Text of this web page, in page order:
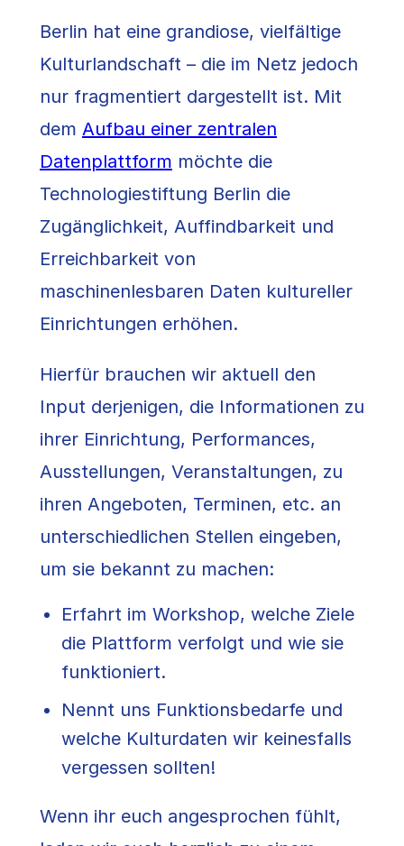
Berlin hat eine grandiose, vielfältige
Kulturlandschaft – die im Netz jedoch
nur fragmentiert dargestellt ist. Mit
dem Aufbau einer zentralen
Datenplattform möchte die
Technologiestiftung Berlin die
Zugänglichkeit, Auffindbarkeit und
Erreichbarkeit von
maschinenlesbaren Daten kultureller
Einrichtungen erhöhen.
Hierfür brauchen wir aktuell den
Input derjenigen, die Informationen zu
ihrer Einrichtung, Performances,
Ausstellungen, Veranstaltungen, zu
ihren Angeboten, Terminen, etc. an
unterschiedlichen Stellen eingeben,
um sie bekannt zu machen:
Erfahrt im Workshop, welche Ziele
die Plattform verfolgt und wie sie
funktioniert.
Nennt uns Funktionsbedarfe und
welche Kulturdaten wir keinesfalls
vergessen sollten!
Wenn ihr euch angesprochen fühlt,